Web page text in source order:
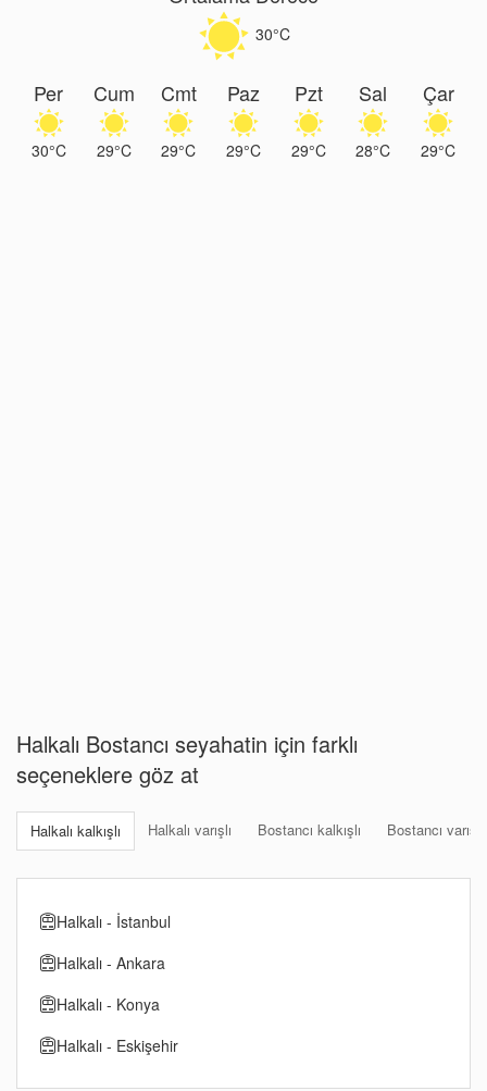
30°C
Per
30°C
Cum
29°C
Cmt
29°C
Paz
29°C
Pzt
29°C
Sal
28°C
Çar
29°C
Halkalı Bostancı seyahatin için farklı
seçeneklere göz at
Halkalı kalkışlı Halkalı varışlı Bostancı kalkışlı Bostancı varışlı
Halkalı - İstanbul
Halkalı - Ankara
Halkalı - Konya
Halkalı - Eskişehir